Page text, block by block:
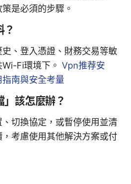
是必須的步驟。
？
、登入憑證、財務交易等敏
Fi環境下。 Vpn推荐安
南與安全考量
該怎麼辦？
切換協定，或暫停使用並清
考慮使用其他解決方案或付